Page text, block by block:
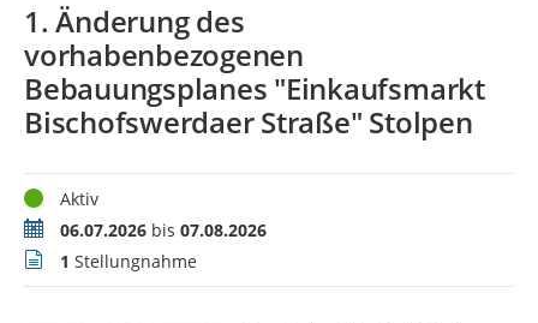
1. Änderung des
vorhabenbezogenen
Bebauungsplanes "Einkaufsmarkt
Bischofswerdaer Straße" Stolpen
StatusAktiv
Zeitraum06.07.2026 bis 07.08.2026
Stellungnahmen
1 Stellungnahme